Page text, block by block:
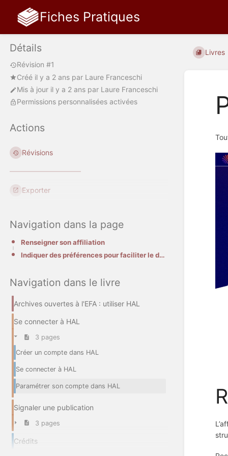
Fiches Pratiques
Détails
Révision #1
Créé il y a 2 ans par Laure Franceschi
Mis à jour il y a 2 ans par Laure Franceschi
Permissions personnalisées activées
Actions
Révisions
Exporter
Navigation dans la page
Renseigner son affiliation
Indiquer des préférences pour faciliter le dépôt
Navigation dans le livre
Archives ouvertes à l'EFA : utiliser HAL
Se connecter à HAL
3 pages
Créer un compte dans HAL
Se connecter à HAL
Paramétrer son compte dans HAL
Signaler une publication
3 pages
Crédits
Livres